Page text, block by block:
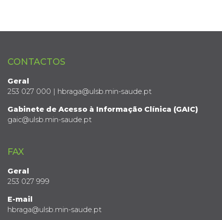
CONTACTOS
Geral
253 027 000 | hbraga@ulsb.min-saude.pt
Gabinete de Acesso à Informação Clínica (GAIC)
gaic@ulsb.min-saude.pt
FAX
Geral
253 027 999
E-mail
hbraga@ulsb.min-saude.pt